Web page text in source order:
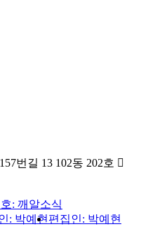
번길 13 102동 202호
: 깨알소식
: 박예현 편집인: 박예현